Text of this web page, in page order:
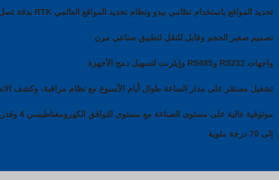
تحديد المواقع باستخدام نظامي بيدو ونظام تحديد المواقع العالمي RTK بدقة تصل إلى مستوى السنتيمتر
تصميم صغير الحجم وقابل للنقل لتطبيق صناعي مرن
واجهات RS232 وRS485 وإيثرنت لتسهيل دمج الأجهزة
تشغيل مستقر على مدار الساعة طوال أيام الأسبوع مع نظام مراقبة، وكشف
إلى 70 درجة مئوية